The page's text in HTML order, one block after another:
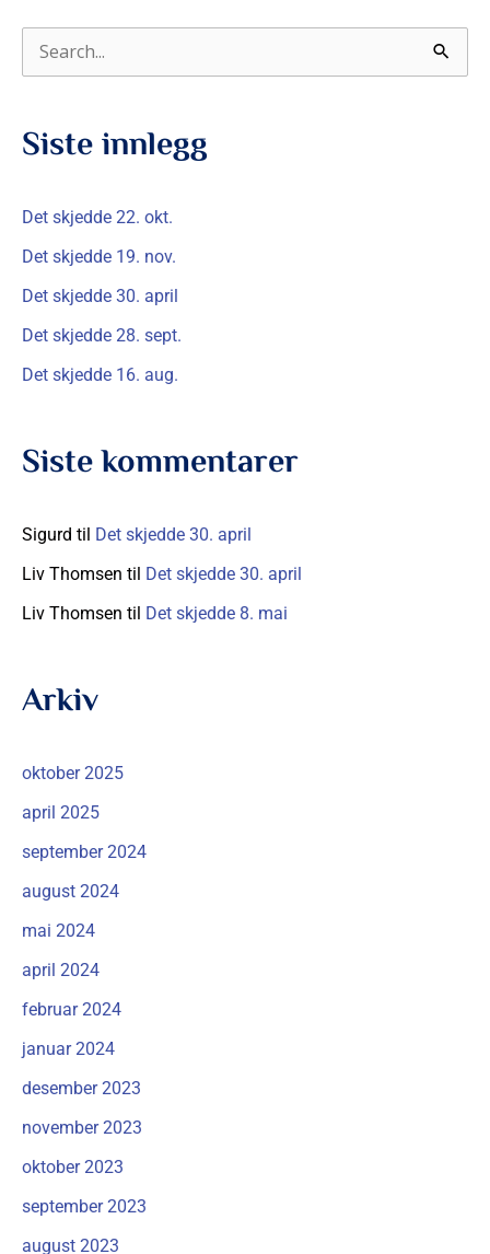
k
e
e
r
:
Siste innlegg
Det skjedde 22. okt.
Det skjedde 19. nov.
Det skjedde 30. april
Det skjedde 28. sept.
Det skjedde 16. aug.
Siste kommentarer
Sigurd til Det skjedde 30. april
Liv Thomsen til Det skjedde 30. april
Liv Thomsen til Det skjedde 8. mai
Arkiv
oktober 2025
april 2025
september 2024
august 2024
mai 2024
april 2024
februar 2024
januar 2024
desember 2023
november 2023
oktober 2023
september 2023
august 2023